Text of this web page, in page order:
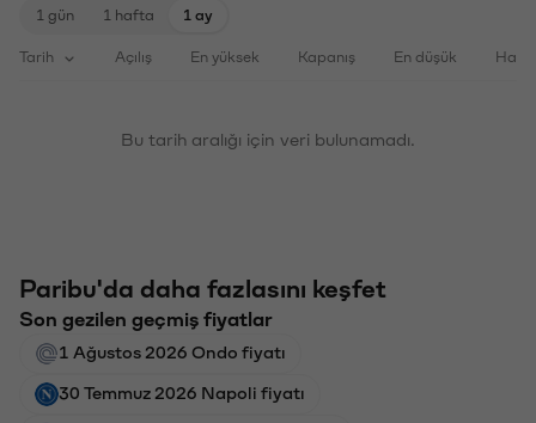
1 gün 1 hafta 1 ay
Tarih Açılış En yüksek Kapanış En düşük
Bu tarih aralığı için veri bulunamadı.
Paribu'da daha fazlasını keşfet
Son gezilen geçmiş fiyatlar
1 Ağustos 2026 Ondo fiyatı
30 Temmuz 2026 Napoli fiyatı